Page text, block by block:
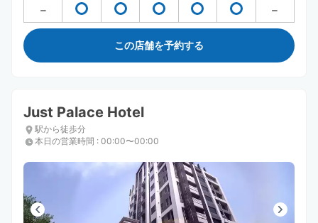
この店舗を予約する
Just Palace Hotel
駅から徒歩分
本日の営業時間 : 00:00〜00:00